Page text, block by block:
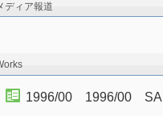
ディア報道
1996/00 1996/00